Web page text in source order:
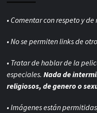
• Comentar con respeto y
• No se permiten links de
• Tratar de hablar de la
especiales. Nada de
religiosos, de genero o
• Imágenes están